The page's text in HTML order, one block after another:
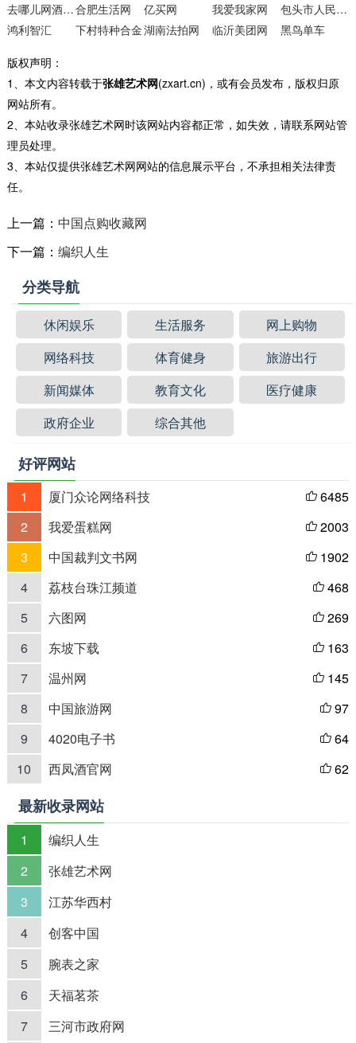
去哪儿网酒店预订频道合肥生活网 亿买网 我爱我家网
包头市人民政府
鸿利智汇
下村特种合金湖南法拍网 临沂美团网 黑鸟单车
版权声明：
1、本文内容转载于张雄艺术网(zxart.cn)，或有会员发布，版权归原
网站所有。
2、本站收录张雄艺术网时该网站内容都正常，如失效，请联系网站管
理员处理。
3、本站仅提供张雄艺术网网站的信息展示平台，不承担相关法律责
任。
上一篇： 中国点购收藏网
下一篇： 编织人生
分类导航
休闲娱乐 生活服务
网上购物
网络科技
体育健身
旅游出行
新闻媒体
教育文化
医疗健康
政府企业
综合其他
好评网站
1 厦门众论网络科技  6485
2
我爱蛋糕网  2003
3
中国裁判文书网  1902
4
荔枝台珠江频道  468
5
六图网  269
6
东坡下载  163
7
温州网  145
8
中国旅游网  97
9
4020电子书  64
10
西凤酒官网  62
最新收录网站
1
编织人生
2
张雄艺术网
3
江苏华西村
4
创客中国
5
腕表之家
6
天福茗茶
7
三河市政府网